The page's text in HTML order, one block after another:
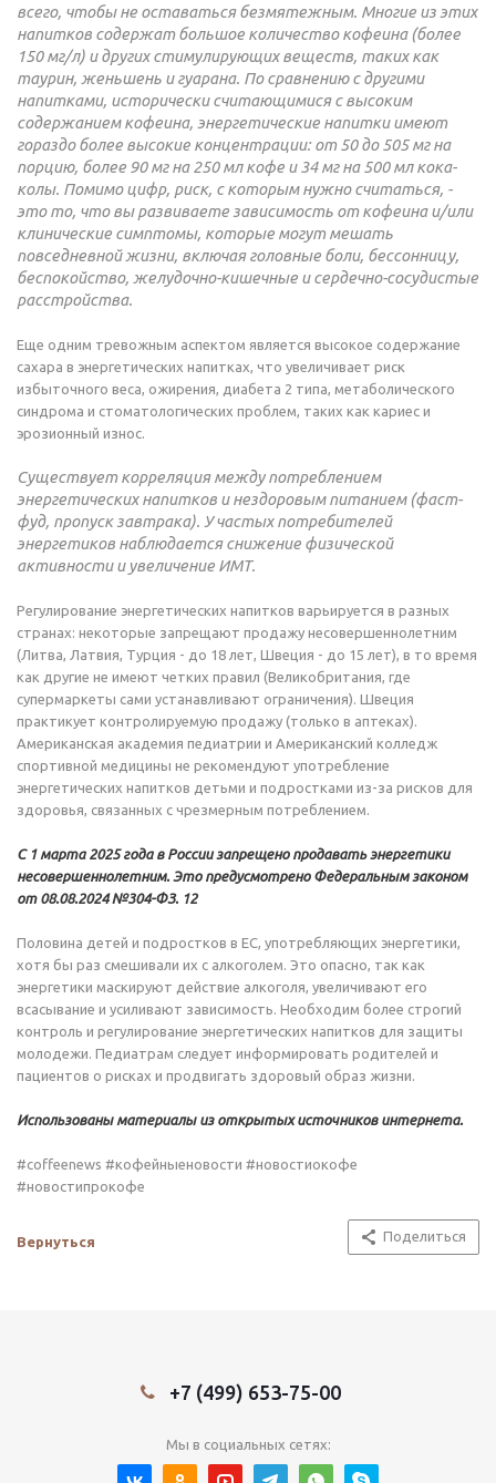
всего, чтобы не оставаться безмятежным. Многие из этих
напитков содержат большое количество кофеина (более
150 мг/л) и других стимулирующих веществ, таких как
таурин, женьшень и гуарана. По сравнению с другими
напитками, исторически считающимися с высоким
содержанием кофеина, энергетические напитки имеют
гораздо более высокие концентрации: от 50 до 505 мг на
порцию, более 90 мг на 250 мл кофе и 34 мг на 500 мл кока-
колы. Помимо цифр, риск, с которым нужно считаться, -
это то, что вы развиваете зависимость от кофеина и/или
клинические симптомы, которые могут мешать
повседневной жизни, включая головные боли, бессонницу,
беспокойство, желудочно-кишечные и сердечно-сосудистые
расстройства.
Еще одним тревожным аспектом является высокое содержание
сахара в энергетических напитках, что увеличивает риск
избыточного веса, ожирения, диабета 2 типа, метаболического
синдрома и стоматологических проблем, таких как кариес и
эрозионный износ.
Существует корреляция между потреблением
энергетических напитков и нездоровым питанием (фаст-
фуд, пропуск завтрака). У частых потребителей
энергетиков наблюдается снижение физической
активности и увеличение ИМТ.
Регулирование энергетических напитков варьируется в разных
странах: некоторые запрещают продажу несовершеннолетним
(Литва, Латвия, Турция - до 18 лет, Швеция - до 15 лет), в то время
как другие не имеют четких правил (Великобритания, где
супермаркеты сами устанавливают ограничения). Швеция
практикует контролируемую продажу (только в аптеках).
Американская академия педиатрии и Американский колледж
спортивной медицины не рекомендуют употребление
энергетических напитков детьми и подростками из-за рисков для
здоровья, связанных с чрезмерным потреблением.
С 1 марта 2025 года в России запрещено продавать энергетики
несовершеннолетним. Это предусмотрено Федеральным законом
от 08.08.2024 №304-ФЗ. 12
Половина детей и подростков в ЕС, употребляющих энергетики,
хотя бы раз смешивали их с алкоголем. Это опасно, так как
энергетики маскируют действие алкоголя, увеличивают его
всасывание и усиливают зависимость. Необходим более строгий
контроль и регулирование энергетических напитков для защиты
молодежи. Педиатрам следует информировать родителей и
пациентов о рисках и продвигать здоровый образ жизни.
Использованы материалы из открытых источников интернета.
#coffeenews #кофейныеновости #новостиокофе
#новостипрокофе
Вернуться Поделиться
+7 (499) 653-75-00
Мы в социальных сетях: